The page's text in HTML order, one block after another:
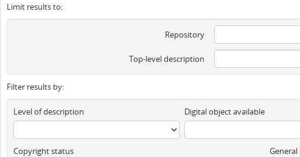
Limit results to:
Repository
Top-level description
Filter results by:
Level of description Digital object available
Copyright status